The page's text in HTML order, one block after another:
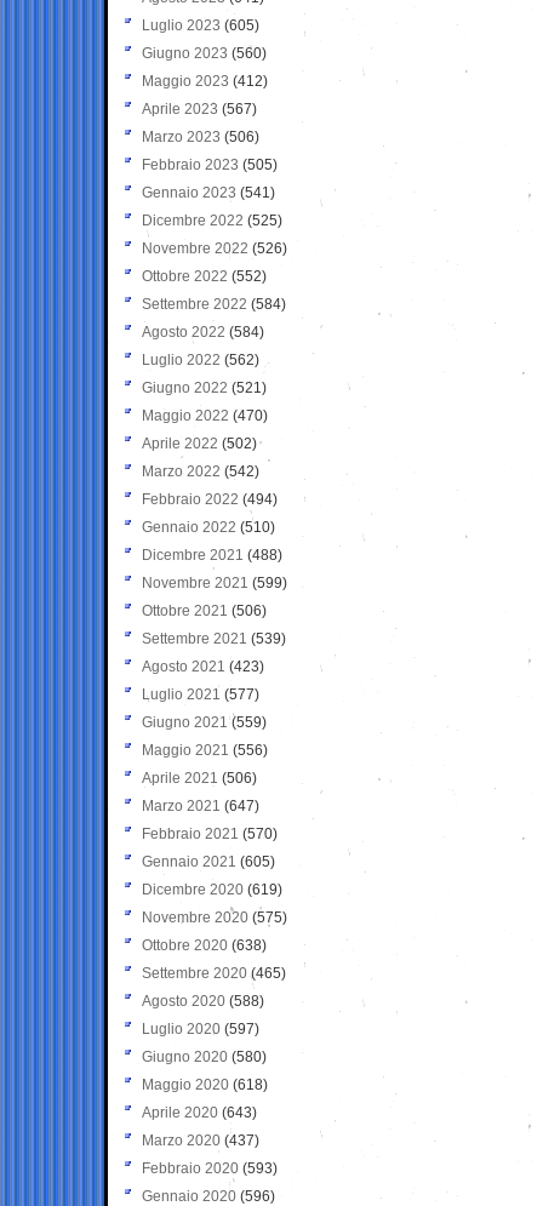
Luglio 2023 (605)
Giugno 2023 (560)
Maggio 2023 (412)
Aprile 2023 (567)
Marzo 2023 (506)
Febbraio 2023 (505)
Gennaio 2023 (541)
Dicembre 2022 (525)
Novembre 2022 (526)
Ottobre 2022 (552)
Settembre 2022 (584)
Agosto 2022 (584)
Luglio 2022 (562)
Giugno 2022 (521)
Maggio 2022 (470)
Aprile 2022 (502)
Marzo 2022 (542)
Febbraio 2022 (494)
Gennaio 2022 (510)
Dicembre 2021 (488)
Novembre 2021 (599)
Ottobre 2021 (506)
Settembre 2021 (539)
Agosto 2021 (423)
Luglio 2021 (577)
Giugno 2021(559)
Maggio 2021 (556)
Aprile 2021 (506)
Marzo 2021 (647)
Febbraio 2021 (570)
Gennaio 2021 (605)
Dicembre 2020 (619)
Novembre 2020 (575)
Ottobre 2020 (638)
Settembre 2020(465)
Agosto 2020 (588)
Luglio 2020 (597)
Giugno 2020 (580)
Maggio 2020 (618)
Aprile 2020 (643)
Marzo 2020 (437)
Febbraio 2020 (593)
Gennaio 2020 (596)